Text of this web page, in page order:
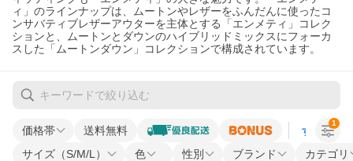
ィ」のラインナップは、ムートンやレザーをふんだんに使ったコ
ンサバティブレザーアウターを主体とする「エンメティ」コレク
ションと、ムートンとダウンのハイブリッドミックスにフォーカ
スした「ムートンダウン」コレクションで構成されています。
価格帯 送料無料 すべての条
サイズ（S/M/L） 色 性別 ブランド カテゴリ
1